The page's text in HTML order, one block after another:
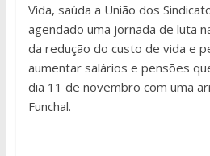
Vida, saúda a União dos
agendado uma jornada de luta
da redução do custo de vida e
aumentar salários e pensões
dia 11 de novembro com uma
Funchal.